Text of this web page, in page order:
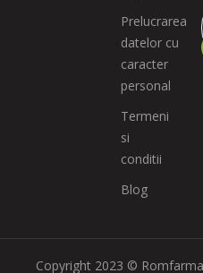
Prelucrarea
datelor cu
caracter
personal
Termeni
si
conditii
Blog
Copyright 2023 ©